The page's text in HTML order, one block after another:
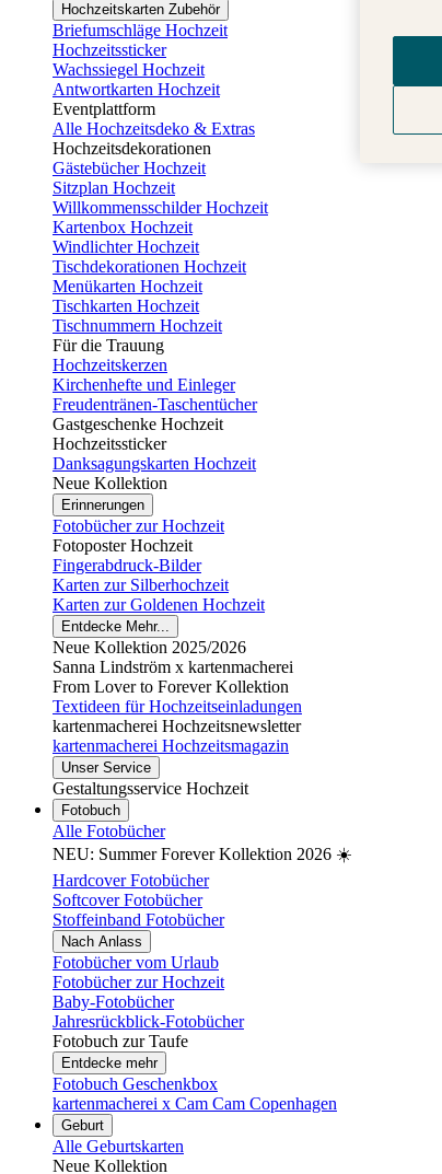
Hochzeitskarten Zubehör
Briefumschläge Hochzeit
Hochzeitssticker
Wachssiegel Hochzeit
Antwortkarten Hochzeit
Eventplattform
Alle Hochzeitsdeko & Extras
Hochzeitsdekorationen
Gästebücher Hochzeit
Sitzplan Hochzeit
Willkommensschilder Hochzeit
Kartenbox Hochzeit
Windlichter Hochzeit
Tischdekorationen Hochzeit
Menükarten Hochzeit
Tischkarten Hochzeit
Tischnummern Hochzeit
Für die Trauung
Hochzeitskerzen
Kirchenhefte und Einleger
Freudentränen-Taschentücher
Gastgeschenke Hochzeit
Hochzeitssticker
Danksagungskarten Hochzeit
Neue Kollektion
Erinnerungen
Fotobücher zur Hochzeit
Fotoposter Hochzeit
Fingerabdruck-Bilder
Karten zur Silberhochzeit
Karten zur Goldenen Hochzeit
Entdecke Mehr...
Neue Kollektion 2025/2026
Sanna Lindström x kartenmacherei
From Lover to Forever Kollektion
Textideen für Hochzeitseinladungen
kartenmacherei Hochzeitsnewsletter
kartenmacherei Hochzeitsmagazin
Unser Service
Gestaltungsservice Hochzeit
Fotobuch
Alle Fotobücher
NEU: Summer Forever Kollektion 2026 ☀️
Hardcover Fotobücher
Softcover Fotobücher
Stoffeinband Fotobücher
Nach Anlass
Fotobücher vom Urlaub
Fotobücher zur Hochzeit
Baby-Fotobücher
Jahresrückblick-Fotobücher
Fotobuch zur Taufe
Entdecke mehr
Fotobuch Geschenkbox
kartenmacherei x Cam Cam Copenhagen
Geburt
Alle Geburtskarten
Neue Kollektion